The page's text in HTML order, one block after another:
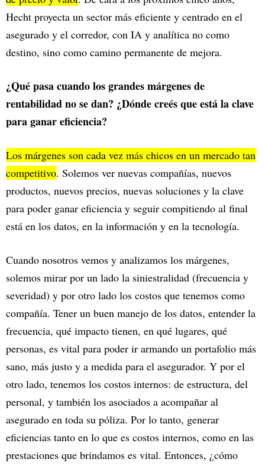
Hecht proyecta un sector más eficiente y centrado en el
asegurado y el corredor, con IA y analítica no como
destino, sino como camino permanente de mejora.
¿Qué pasa cuando los grandes márgenes de
rentabilidad no se dan? ¿Dónde creés que está la clave
para ganar eficiencia?
Los márgenes son cada vez más chicos en un mercado tan
competitivo. Solemos ver nuevas compañías, nuevos
productos, nuevos precios, nuevas soluciones y la clave
para poder ganar eficiencia y seguir compitiendo al final
está en los datos, en la información y en la tecnología.
Cuando nosotros vemos y analizamos los márgenes,
solemos mirar por un lado la siniestralidad (frecuencia y
severidad) y por otro lado los costos que tenemos como
compañía. Tener un buen manejo de los datos, entender la
frecuencia, qué impacto tienen, en qué lugares, qué
personas, es vital para poder ir armando un portafolio más
sano, más justo y a medida para el asegurador. Y por el
otro lado, tenemos los costos internos: de estructura, del
personal, y también los asociados a acompañar al
asegurado en toda su póliza. Por lo tanto, generar
eficiencias tanto en lo que es costos internos, como en las
prestaciones que brindamos es vital. Entonces, ¿cómo